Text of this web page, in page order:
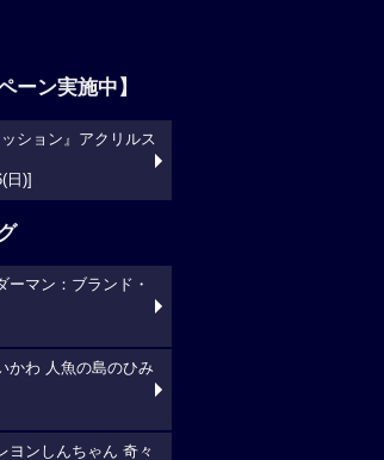
ーン実施中】
ッション』アクリルス
日)]
マン：ブランド・
かわ 人魚の島のひみ
ヨンしんちゃん 奇々